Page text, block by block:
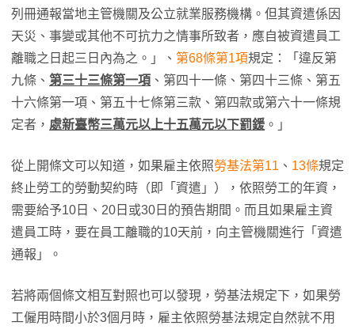
列冊通報當地主管機關及公立就業服務機構。但其資遣係因
天災、事變或其他不可抗力之情事所致者，應自被資遣員工
離職之日起三日內為之。」、 第68條第1項規定：「違反第
九條、 第三十三條第一項 、第四十一條、第四十三條、第五
十六條第一項、第五十七條第三款、第四款或第六十一條規
定者， 處新臺幣三萬元以上十五萬元以下罰鍰 。」
從上開條文可以知道，如果雇主依照勞基法第11 、 13條規定
終止勞工的勞動契約時（即「資遣」），依照勞工的年資，
需要給予10日、20日或30日的預告期間。而且如果雇主資
遣員工時，要在員工離職的10天前，向主管機關進行「資遣
通報」。
若將兩個條文相互對照也可以發現，勞基法規定下，如果勞
工僱用時間小於3個月時，雇主依照勞基法規定自然就不用